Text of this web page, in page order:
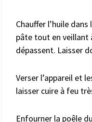
Chauffer l’huile
pâte tout en veillant
dépassent. Laisser
Verser l’appareil et
laisser cuire à feu
Enfourner la poêle